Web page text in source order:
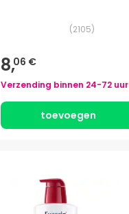
(2105)
8,06 €
Verzending binnen 24-72 uur
toevoegen